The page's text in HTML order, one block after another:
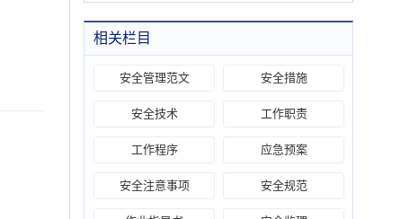
相关栏目
安全管理范文 安全措施
安全技术 工作职责
工作程序 应急预案
安全注意事项 安全规范